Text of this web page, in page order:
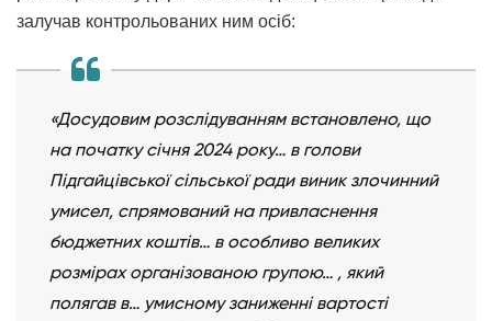
залучав контрольованих ним осіб:
«Досудовим розслідуванням встановлено, що
на початку січня 2024 року… в голови
Підгайцівської сільської ради виник злочинний
умисел, спрямований на привласнення
бюджетних коштів… в особливо великих
розмірах організованою групою… , який
полягав в… умисному заниженні вартості